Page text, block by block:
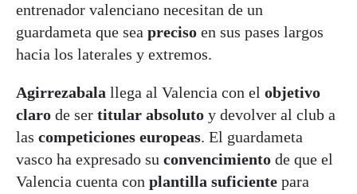
entrenador valenciano necesitan de un
guardameta que sea preciso en sus pases largos
hacia los laterales y extremos.
Agirrezabala llega al Valencia con el objetivo
claro de ser titular absoluto y devolver al club a
las competiciones europeas. El guardameta
vasco ha expresado su convencimiento de que el
Valencia cuenta con plantilla suficiente para